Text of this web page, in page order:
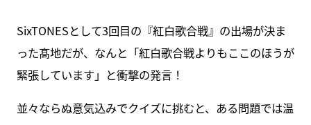
SixTONESとして3回目の『紅白歌合戦』の出場が決ま
った髙地だが、なんと「紅白歌合戦よりもここのほうが
緊張しています」と衝撃の発言！
並々ならぬ意気込みでクイズに挑むと、ある問題では温